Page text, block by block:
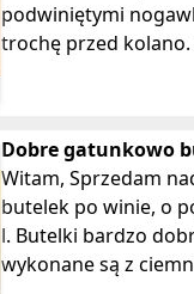
podwiniętymi
trochę przed kolano.
Dobre gatunkowo
domowe wino 0,7 l
Witam, Sprzedam nadwyżkę
butelek po winie, o
l. Butelki bardzo dobrego gatunku,
wykonane są z